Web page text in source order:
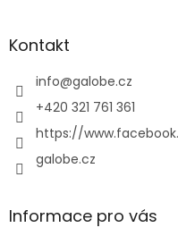
aKontakt
info@galobe.cz
+420 321 761 361
https://
galobe.cz
Informace pro vás